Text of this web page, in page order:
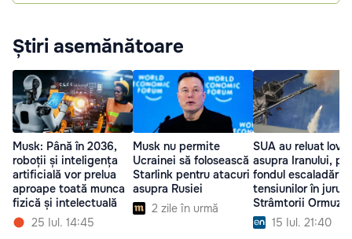
Știri asemănătoare
Musk: Până în 2036,
roboții și inteligența
artificială vor prelua
aproape toată munca
fizică și intelectuală
25 Iul. 14:45
Musk nu permite
Ucrainei să folosească
Starlink pentru atacuri
asupra Rusiei
2 zile în urmă
SUA au reluat
asupra Iranului, pe
fondul escaladării
tensiunilor în jurul
Strâmtorii Ormuz
15 Iul. 21:40